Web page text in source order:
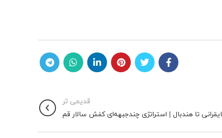
قدیمی تر
تا هندبال | استراتژی چندجبهه‌ای کفش سالار قم